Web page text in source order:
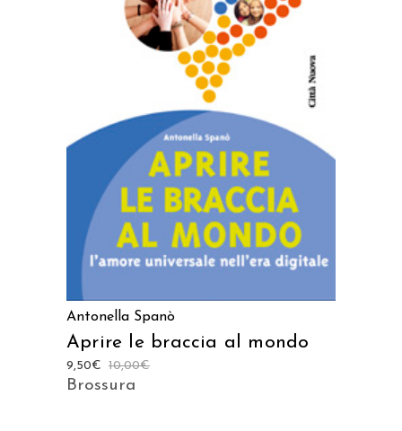
LEGGI TUTTO
Antonella Spanò
Aprire le braccia al mondo
10,00€
9,50€
Brossura